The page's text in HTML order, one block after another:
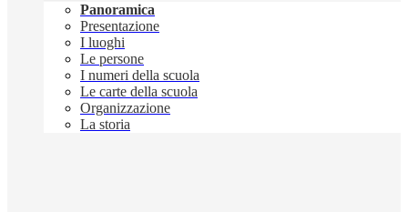
Panoramica
Presentazione
I luoghi
Le persone
I numeri della scuola
Le carte della scuola
Organizzazione
La storia